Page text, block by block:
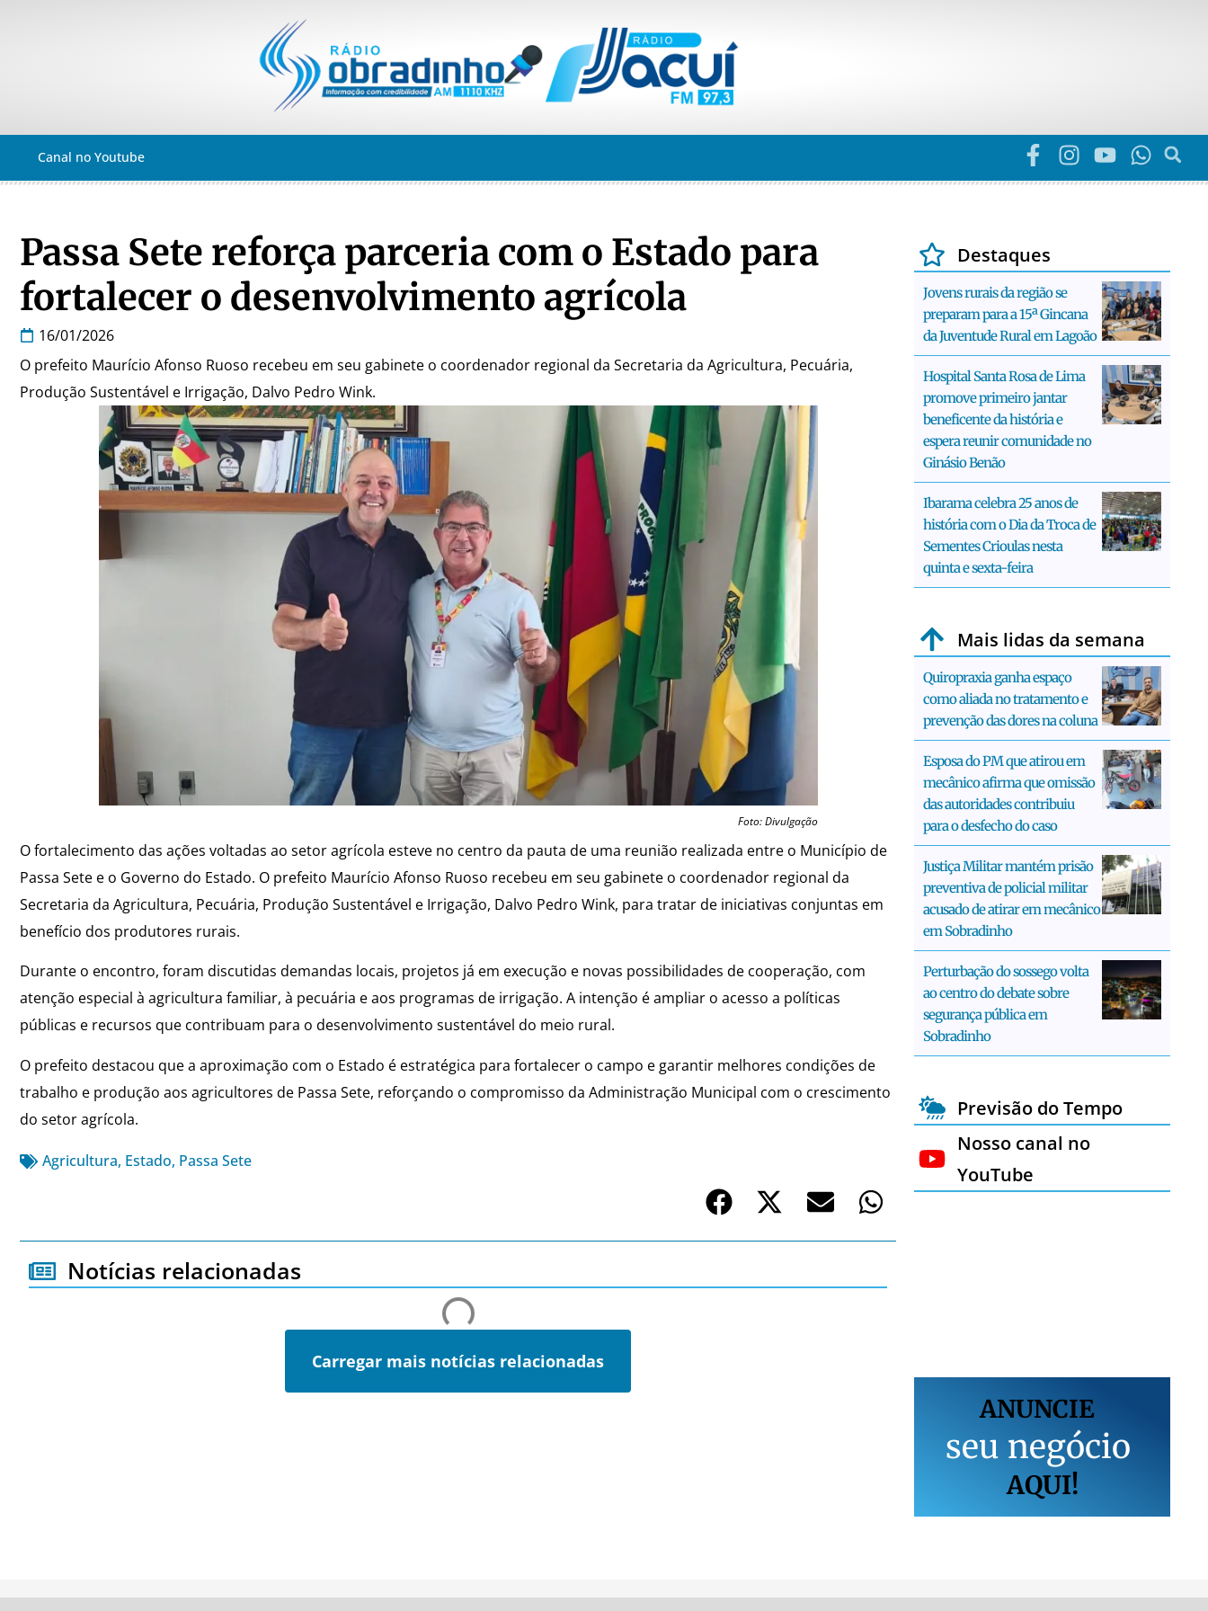
Canal no Youtube
Passa Sete reforça parceria com o Estado para
fortalecer o desenvolvimento agrícola
16/01/2026
O prefeito Maurício Afonso Ruoso recebeu em seu gabinete o coordenador regional da Secretaria da Agricultura, Pecuária,
Produção Sustentável e Irrigação, Dalvo Pedro Wink.
Foto: Divulgação
O fortalecimento das ações voltadas ao setor agrícola esteve no centro da pauta de uma reunião realizada entre o Município de
Passa Sete e o Governo do Estado. O prefeito Maurício Afonso Ruoso recebeu em seu gabinete o coordenador regional da
Secretaria da Agricultura, Pecuária, Produção Sustentável e Irrigação, Dalvo Pedro Wink, para tratar de iniciativas conjuntas em
benefício dos produtores rurais.
Durante o encontro, foram discutidas demandas locais, projetos já em execução e novas possibilidades de cooperação, com
atenção especial à agricultura familiar, à pecuária e aos programas de irrigação. A intenção é ampliar o acesso a políticas
públicas e recursos que contribuam para o desenvolvimento sustentável do meio rural.
O prefeito destacou que a aproximação com o Estado é estratégica para fortalecer o campo e garantir melhores condições de
trabalho e produção aos agricultores de Passa Sete, reforçando o compromisso da Administração Municipal com o crescimento
do setor agrícola.
Agricultura, Estado, Passa Sete
Notícias relacionadas
Carregar mais notícias relacionadas
Destaques
Jovens rurais da região se
preparam para a 15ª Gincana
da Juventude Rural em Lagoão
Hospital Santa Rosa de Lima
promove primeiro jantar
beneficente da história e
espera reunir comunidade no
Ginásio Benão
Ibarama celebra 25 anos de
história com o Dia da Troca de
Sementes Crioulas nesta
quinta e sexta-feira
Mais lidas da semana
Quiropraxia ganha espaço
como aliada no tratamento e
prevenção das dores na coluna
Esposa do PM que atirou em
mecânico afirma que omissão
das autoridades contribuiu
para o desfecho do caso
Justiça Militar mantém prisão
preventiva de policial militar
acusado de atirar em mecânico
em Sobradinho
Perturbação do sossego volta
ao centro do debate sobre
segurança pública em
Sobradinho
Previsão do Tempo
Nosso canal no
YouTube
ANUNCIE
seu negócio
AQUI!